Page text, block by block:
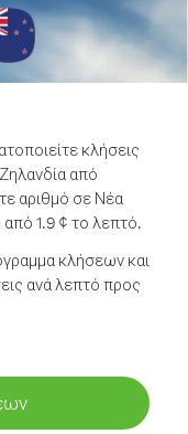
κλήσεις
από
αριθμό σε Νέα
1.9 ¢ το λεπτό.
κλήσεων και
ανά λεπτό προς